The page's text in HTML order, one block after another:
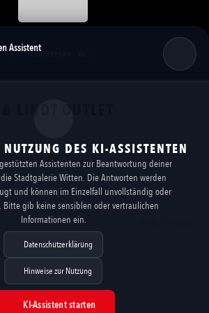
Assistent
DES KI-ASSISTENTEN
Assistenten zur Beantwortung deiner
Stadtgalerie Witten. Die Antworten werden
und können im Einzelfall unvollständig oder
Bitte gib keine sensiblen oder vertraulichen
Informationen ein.
Datenschutzerklärung
Hinweise zur Nutzung
KI-Assistent starten
besten Deals.